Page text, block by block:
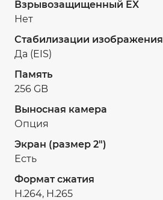
Взрывозащищенный EX
Нет
Стабилизации изображения
Да (EIS)
Память
256 GB
Выносная камера
Опция
Экран (размер 2")
Есть
Формат сжатия
H.264, H.265